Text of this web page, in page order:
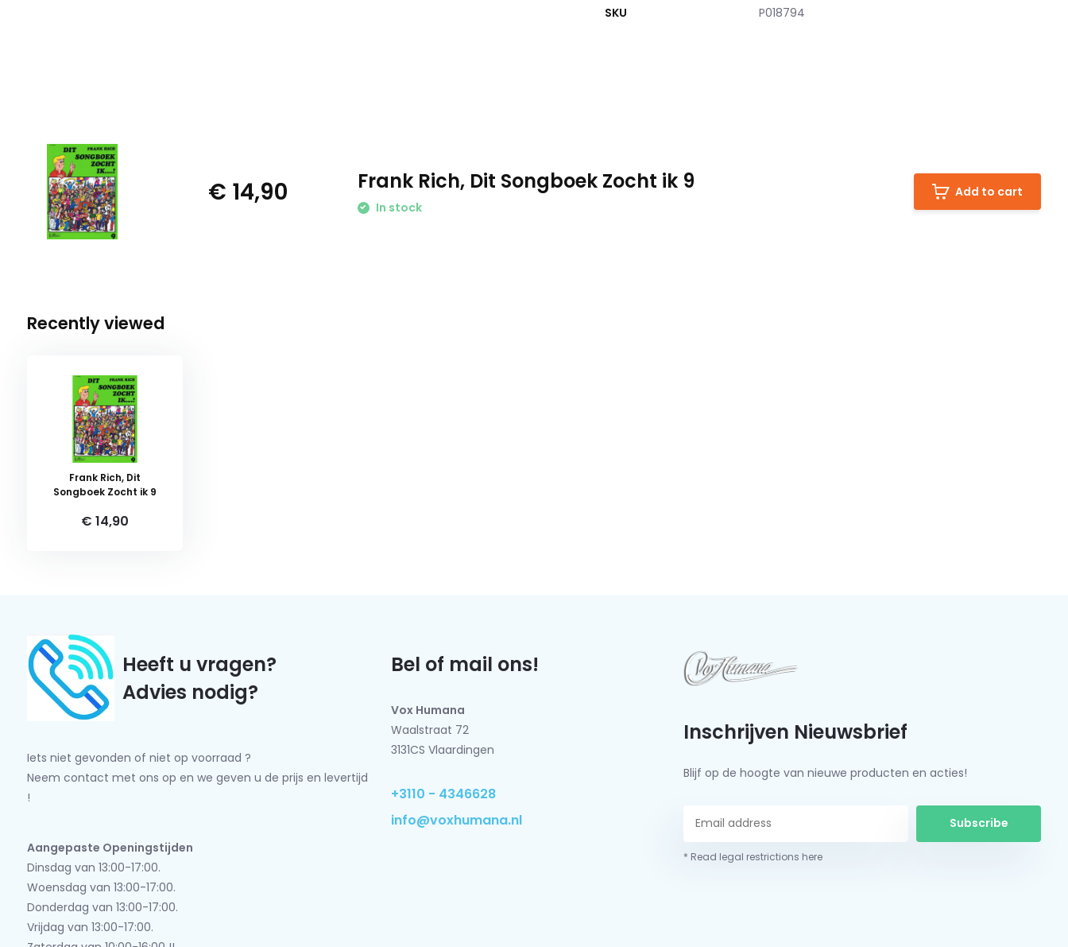
SKU P018794
€ 14,90 Frank Rich, Dit Songboek Zocht ik 9
In stock
Add to cart
Recently viewed
Frank Rich, Dit
Songboek Zocht ik 9
€ 14,90
Heeft u vragen?
Advies nodig?
Iets niet gevonden of niet op voorraad ?
Neem contact met ons op en we geven u de prijs en levertijd
!
Aangepaste Openingstijden
Dinsdag van 13:00-17:00.
Woensdag van 13:00-17:00.
Donderdag van 13:00-17:00.
Vrijdag van 13:00-17:00.
Bel of mail ons!
Vox Humana
Waalstraat 72
3131CS Vlaardingen
+3110 - 4346628
info@voxhumana.nl
Inschrijven Nieuwsbrief
Blijf op de hoogte van nieuwe producten en acties!
Subscribe
* Read legal restrictions here